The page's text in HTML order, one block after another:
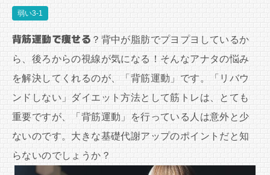
弱い3-1
背筋運動で痩せる ？背中が脂肪でプヨプヨしているか
ら、後ろからの視線が気になる！そんなアナタの悩み
を解決してくれるのが、「背筋運動」です。「リバウ
ンドしない」ダイエット方法として筋トレは、とても
重要ですが、「背筋運動」を行っている人は意外と少
ないのです。大きな基礎代謝アップのポイントだと知
らないのでしょうか？